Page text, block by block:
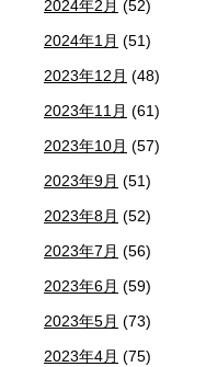
2024年2月 (52)
2024年1月 (51)
2023年12月 (48)
2023年11月 (61)
2023年10月 (57)
2023年9月 (51)
2023年8月 (52)
2023年7月 (56)
2023年6月 (59)
2023年5月 (73)
2023年4月 (75)